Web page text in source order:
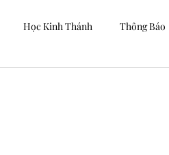
Học Kinh Thánh Thông Báo